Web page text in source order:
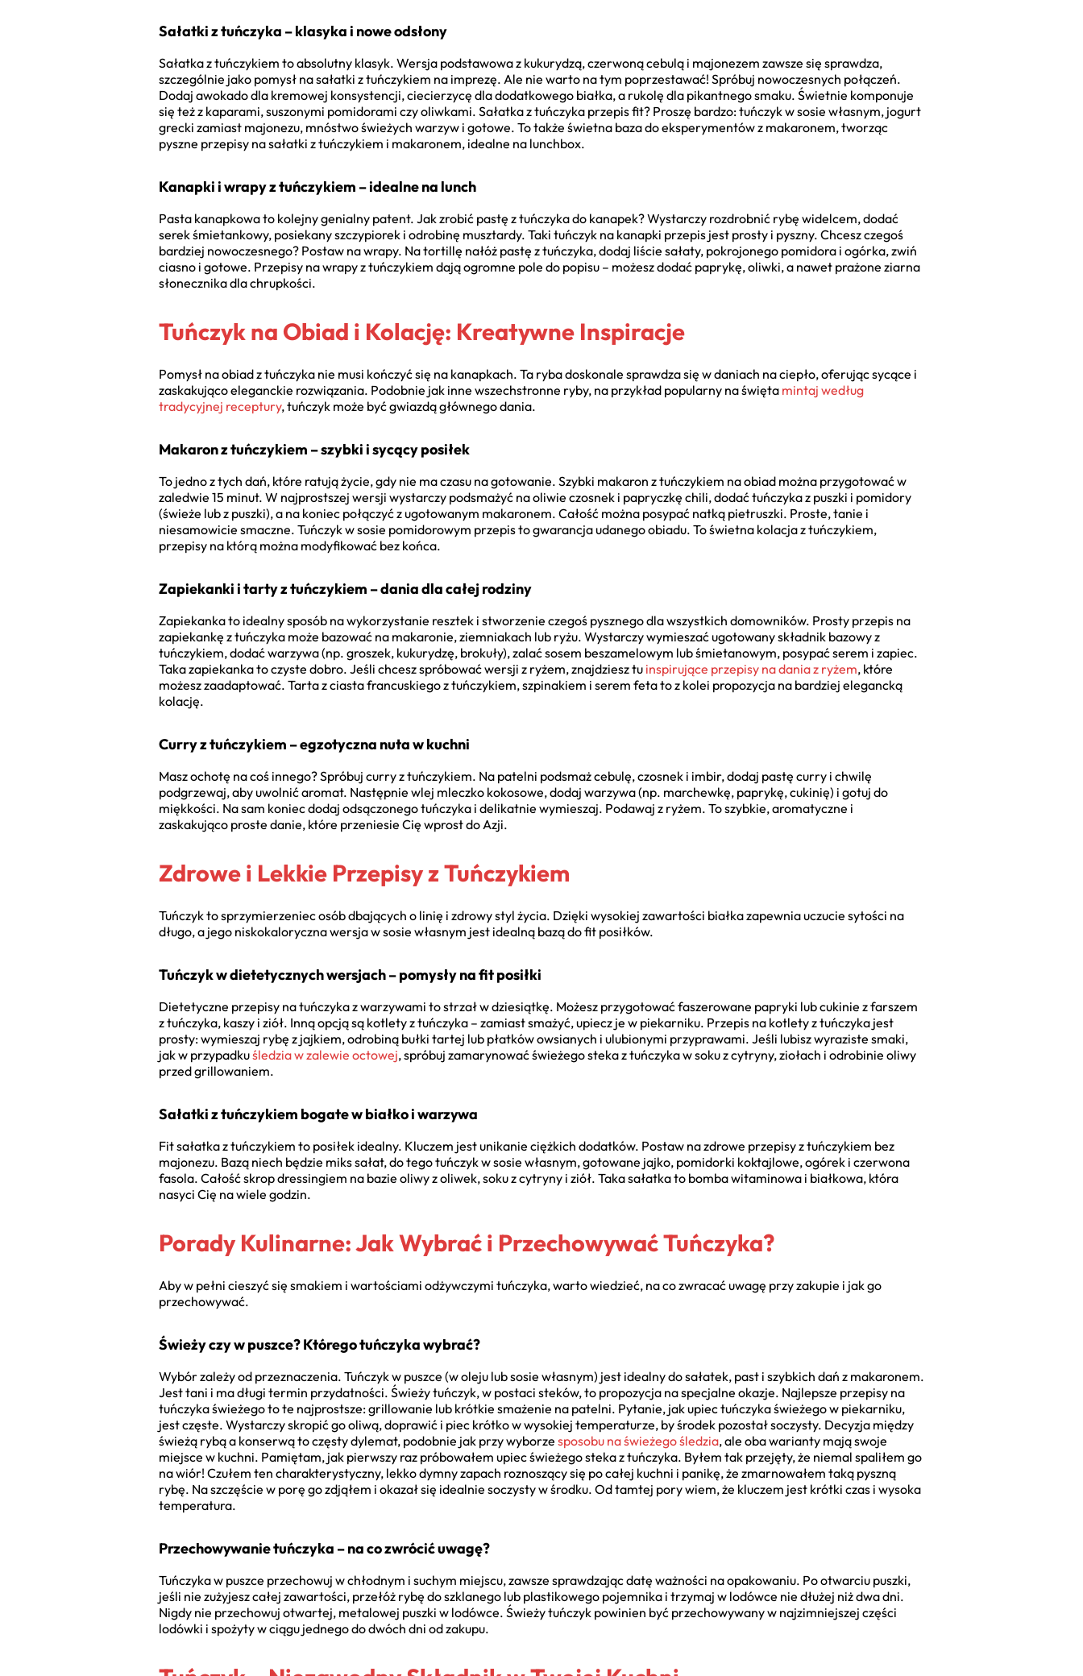
Sałatki z tuńczyka – klasyka i nowe odsłony
Sałatka z tuńczykiem to absolutny klasyk. Wersja podstawowa z kukurydzą, czerwoną cebulą i majonezem zawsze się sprawdza,
szczególnie jako pomysł na sałatki z tuńczykiem na imprezę. Ale nie warto na tym poprzestawać! Spróbuj nowoczesnych połączeń.
Dodaj awokado dla kremowej konsystencji, ciecierzycę dla dodatkowego białka, a rukolę dla pikantnego smaku. Świetnie komponuje
się też z kaparami, suszonymi pomidorami czy oliwkami. Sałatka z tuńczyka przepis fit? Proszę bardzo: tuńczyk w sosie własnym, jogurt
grecki zamiast majonezu, mnóstwo świeżych warzyw i gotowe. To także świetna baza do eksperymentów z makaronem, tworząc
pyszne przepisy na sałatki z tuńczykiem i makaronem, idealne na lunchbox.
Kanapki i wrapy z tuńczykiem – idealne na lunch
Pasta kanapkowa to kolejny genialny patent. Jak zrobić pastę z tuńczyka do kanapek? Wystarczy rozdrobnić rybę widelcem, dodać
serek śmietankowy, posiekany szczypiorek i odrobinę musztardy. Taki tuńczyk na kanapki przepis jest prosty i pyszny. Chcesz czegoś
bardziej nowoczesnego? Postaw na wrapy. Na tortillę nałóż pastę z tuńczyka, dodaj liście sałaty, pokrojonego pomidora i ogórka, zwiń
ciasno i gotowe. Przepisy na wrapy z tuńczykiem dają ogromne pole do popisu – możesz dodać paprykę, oliwki, a nawet prażone ziarna
słonecznika dla chrupkości.
Tuńczyk na Obiad i Kolację: Kreatywne Inspiracje
Pomysł na obiad z tuńczyka nie musi kończyć się na kanapkach. Ta ryba doskonale sprawdza się w daniach na ciepło, oferując sycące i
zaskakująco eleganckie rozwiązania. Podobnie jak inne wszechstronne ryby, na przykład popularny na święta mintaj według
tradycyjnej receptury, tuńczyk może być gwiazdą głównego dania.
Makaron z tuńczykiem – szybki i sycący posiłek
To jedno z tych dań, które ratują życie, gdy nie ma czasu na gotowanie. Szybki makaron z tuńczykiem na obiad można przygotować w
zaledwie 15 minut. W najprostszej wersji wystarczy podsmażyć na oliwie czosnek i papryczkę chili, dodać tuńczyka z puszki i pomidory
(świeże lub z puszki), a na koniec połączyć z ugotowanym makaronem. Całość można posypać natką pietruszki. Proste, tanie i
niesamowicie smaczne. Tuńczyk w sosie pomidorowym przepis to gwarancja udanego obiadu. To świetna kolacja z tuńczykiem,
przepisy na którą można modyfikować bez końca.
Zapiekanki i tarty z tuńczykiem – dania dla całej rodziny
Zapiekanka to idealny sposób na wykorzystanie resztek i stworzenie czegoś pysznego dla wszystkich domowników. Prosty przepis na
zapiekankę z tuńczyka może bazować na makaronie, ziemniakach lub ryżu. Wystarczy wymieszać ugotowany składnik bazowy z
tuńczykiem, dodać warzywa (np. groszek, kukurydzę, brokuły), zalać sosem beszamelowym lub śmietanowym, posypać serem i zapiec.
Taka zapiekanka to czyste dobro. Jeśli chcesz spróbować wersji z ryżem, znajdziesz tu inspirujące przepisy na dania z ryżem, które
możesz zaadaptować. Tarta z ciasta francuskiego z tuńczykiem, szpinakiem i serem feta to z kolei propozycja na bardziej elegancką
kolację.
Curry z tuńczykiem – egzotyczna nuta w kuchni
Masz ochotę na coś innego? Spróbuj curry z tuńczykiem. Na patelni podsmaż cebulę, czosnek i imbir, dodaj pastę curry i chwilę
podgrzewaj, aby uwolnić aromat. Następnie wlej mleczko kokosowe, dodaj warzywa (np. marchewkę, paprykę, cukinię) i gotuj do
miękkości. Na sam koniec dodaj odsączonego tuńczyka i delikatnie wymieszaj. Podawaj z ryżem. To szybkie, aromatyczne i
zaskakująco proste danie, które przeniesie Cię wprost do Azji.
Zdrowe i Lekkie Przepisy z Tuńczykiem
Tuńczyk to sprzymierzeniec osób dbających o linię i zdrowy styl życia. Dzięki wysokiej zawartości białka zapewnia uczucie sytości na
długo, a jego niskokaloryczna wersja w sosie własnym jest idealną bazą do fit posiłków.
Tuńczyk w dietetycznych wersjach – pomysły na fit posiłki
Dietetyczne przepisy na tuńczyka z warzywami to strzał w dziesiątkę. Możesz przygotować faszerowane papryki lub cukinie z farszem
z tuńczyka, kaszy i ziół. Inną opcją są kotlety z tuńczyka – zamiast smażyć, upiecz je w piekarniku. Przepis na kotlety z tuńczyka jest
prosty: wymieszaj rybę z jajkiem, odrobiną bułki tartej lub płatków owsianych i ulubionymi przyprawami. Jeśli lubisz wyraziste smaki,
jak w przypadkuśledzia w zalewie octowej, spróbuj zamarynować świeżego steka z tuńczyka w soku z cytryny, ziołach i odrobinie oliwy
przed grillowaniem.
Sałatki z tuńczykiem bogate w białko i warzywa
Fit sałatka z tuńczykiem to posiłek idealny. Kluczem jest unikanie ciężkich dodatków. Postaw na zdrowe przepisy z tuńczykiem bez
majonezu. Bazą niech będzie miks sałat, do tego tuńczyk w sosie własnym, gotowane jajko, pomidorki koktajlowe, ogórek i czerwona
fasola. Całość skrop dressingiem na bazie oliwy z oliwek, soku z cytryny i ziół. Taka sałatka to bomba witaminowa i białkowa, która
nasyci Cię na wiele godzin.
Porady Kulinarne: Jak Wybrać i Przechowywać Tuńczyka?
Aby w pełni cieszyć się smakiem i wartościami odżywczymi tuńczyka, warto wiedzieć, na co zwracać uwagę przy zakupie i jak go
przechowywać.
Świeży czy w puszce? Którego tuńczyka wybrać?
Wybór zależy od przeznaczenia. Tuńczyk w puszce (w oleju lub sosie własnym) jest idealny do sałatek, past i szybkich dań z makaronem.
Jest tani i ma długi termin przydatności. Świeży tuńczyk, w postaci steków, to propozycja na specjalne okazje. Najlepsze przepisy na
tuńczyka świeżego to te najprostsze: grillowanie lub krótkie smażenie na patelni. Pytanie, jak upiec tuńczyka świeżego w piekarniku,
jest częste. Wystarczy skropić go oliwą, doprawić i piec krótko w wysokiej temperaturze, by środek pozostał soczysty. Decyzja między
świeżą rybą a konserwą to częsty dylemat, podobnie jak przy wyborze sposobu na świeżego śledzia, ale oba warianty mają swoje
miejsce w kuchni. Pamiętam, jak pierwszy raz próbowałem upiec świeżego steka z tuńczyka. Byłem tak przejęty, że niemal spaliłem go
na wiór! Czułem ten charakterystyczny, lekko dymny zapach roznoszący się po całej kuchni i panikę, że zmarnowałem taką pyszną
rybę. Na szczęście w porę go zdjąłem i okazał się idealnie soczysty w środku. Od tamtej pory wiem, że kluczem jest krótki czas i wysoka
temperatura.
Przechowywanie tuńczyka – na co zwrócić uwagę?
Tuńczyka w puszce przechowuj w chłodnym i suchym miejscu, zawsze sprawdzając datę ważności na opakowaniu. Po otwarciu puszki,
jeśli nie zużyjesz całej zawartości, przełóż rybę do szklanego lub plastikowego pojemnika i trzymaj w lodówce nie dłużej niż dwa dni.
Nigdy nie przechowuj otwartej, metalowej puszki w lodówce. Świeży tuńczyk powinien być przechowywany w najzimniejszej części
lodówki i spożyty w ciągu jednego do dwóch dni od zakupu.